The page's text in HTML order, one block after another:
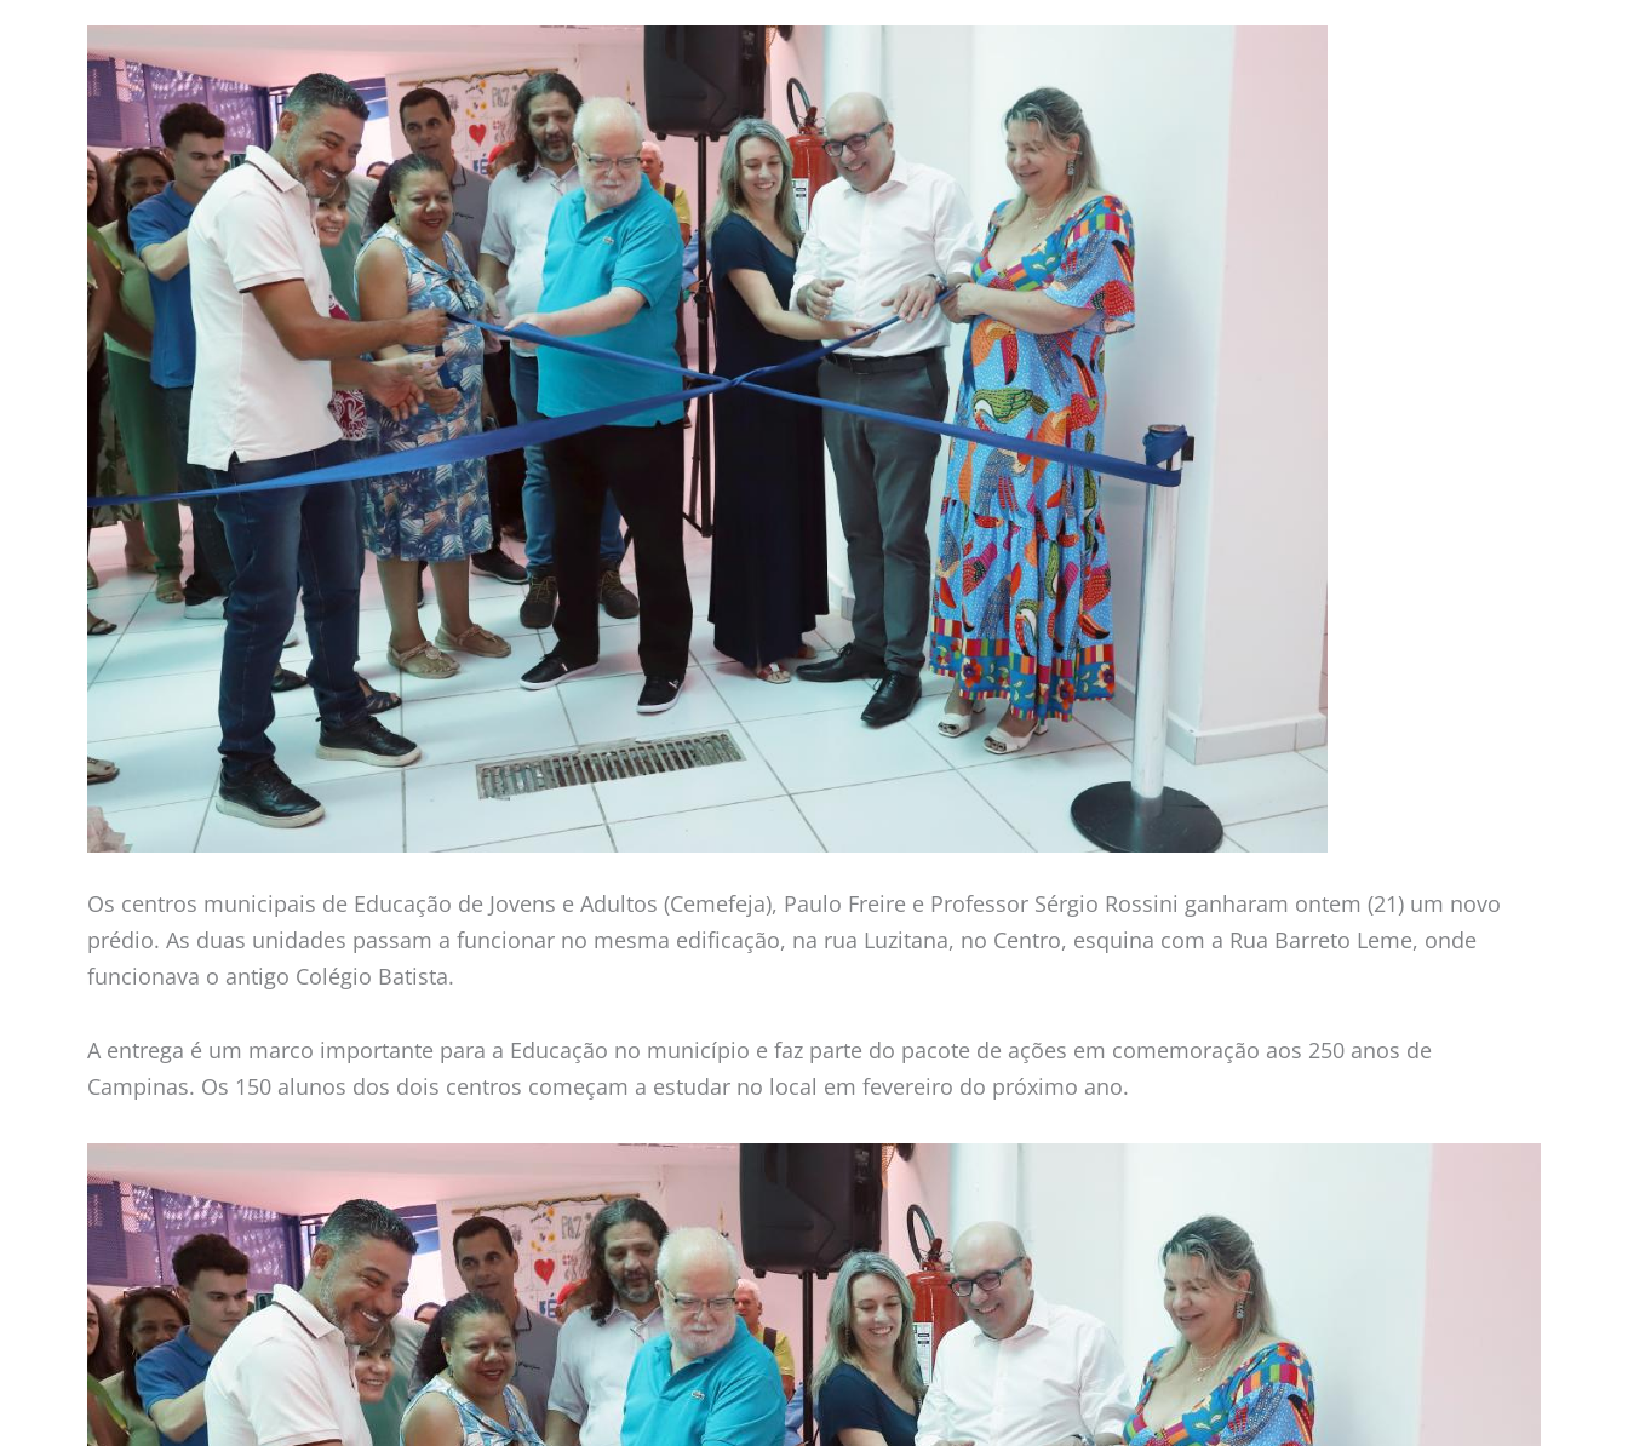
Os centros municipais de Educação de Jovens e Adultos (Cemefeja), Paulo Freire e Professor Sérgio Rossini ganharam ontem (21) um novo
prédio. As duas unidades passam a funcionar no mesma edificação, na rua Luzitana, no Centro, esquina com a Rua Barreto Leme, onde
funcionava o antigo Colégio Batista.
A entrega é um marco importante para a Educação no município e faz parte do pacote de ações em comemoração aos 250 anos de
Campinas. Os 150 alunos dos dois centros começam a estudar no local em fevereiro do próximo ano.
de
Campinas
vai
atender
150
alunos